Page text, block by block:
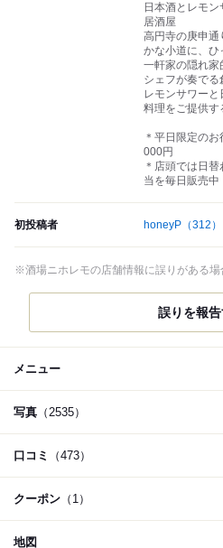
日本酒とレモ
居酒屋
高円寺の庚申通
かな小道に、ひ
一軒家の隠れ家
シェフが奏で
レモンサワー
料理をご提供す
＊平日限定の
000円
＊店頭では日
当を毎日販売中
初投稿者 honeyP （312）
※酒場ニホレモの店舗情報に誤りがある場
誤りを報
メニュー
写真 （2535）
口コミ （473）
クーポン （1）
地図